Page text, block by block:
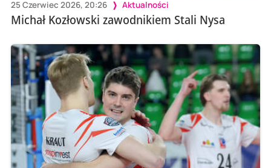
25 Czerwiec 2026, 20:26 Aktualności
Michał Kozłowski zawodnikiem Stali Nysa